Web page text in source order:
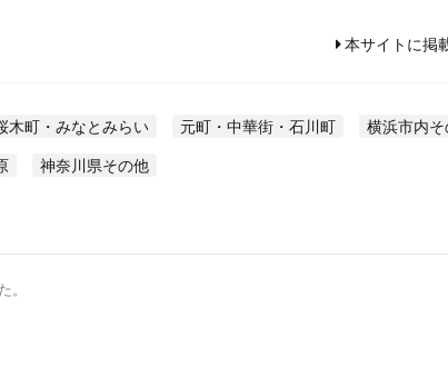
本サイトに掲
木町・みなとみらい 元町・中華街・石川町 横浜市内
神奈川県その他
。